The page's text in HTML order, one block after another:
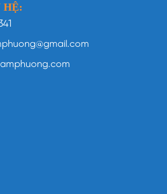
HỆ: